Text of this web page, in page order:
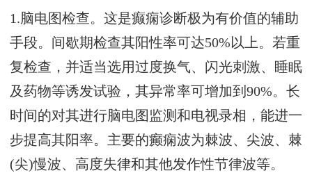
1.脑电图检查。这是癫痫诊断极为有价值的辅助
手段。间歇期检查其阳性率可达50%以上。若重
复检查，并适当选用过度换气、闪光刺激、睡眠
及药物等诱发试验，其异常率可增加到90%。长
时间的对其进行脑电图监测和电视录相，能进一
步提高其阳率。主要的癫痫波为棘波、尖波、棘
(尖)慢波、高度失律和其他发作性节律波等。